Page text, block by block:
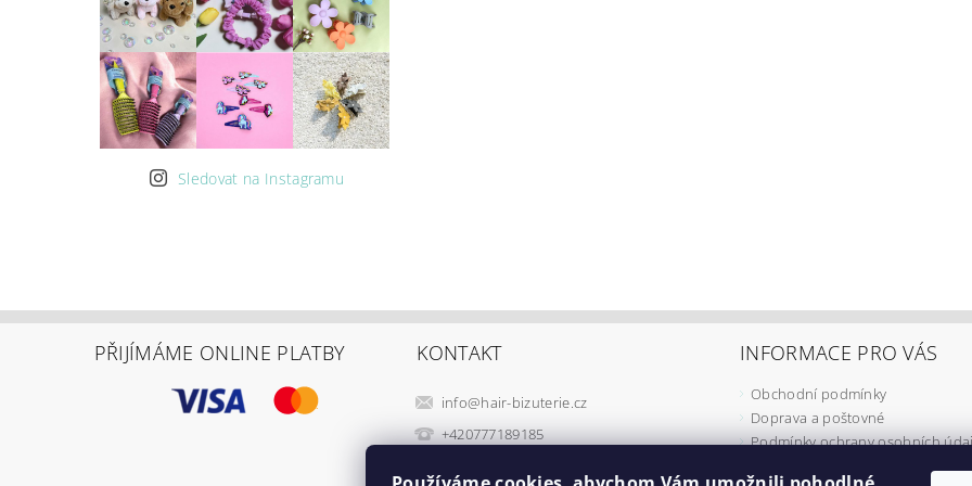
Sledovat na Instagramu
PŘIJÍMÁME ONLINE PLATBY KONTAKT
info@hair-bizuterie.cz
+420777189185
INFORMACE PRO VÁS
Obchodní podmínky
Doprava a poštovné
Podmínky ochrany osobních